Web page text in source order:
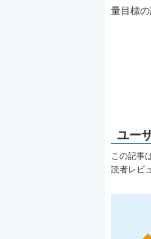
量目標の
この記事
読者レビ